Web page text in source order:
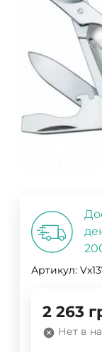
Артикул:
2 263
Нет в